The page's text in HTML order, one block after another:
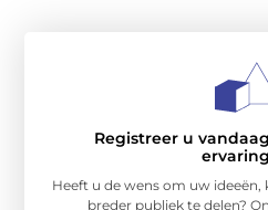
Registreer u
Heeft u de wens om uw ideeën,
breder publiek te delen?